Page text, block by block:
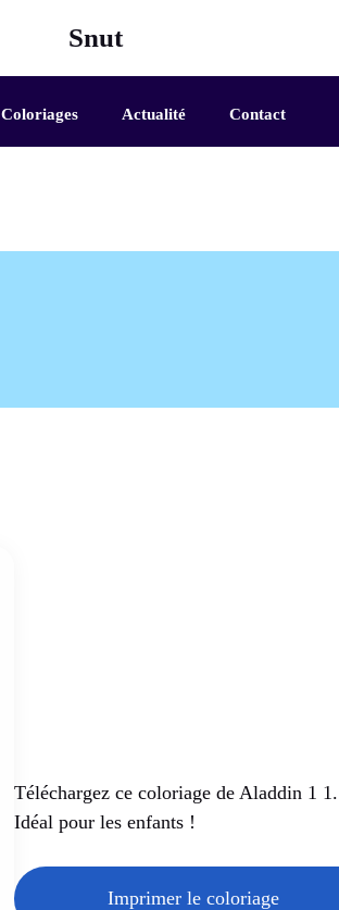
Snut
Coloriages Actualité Contact
Téléchargez ce coloriage de Aladdin 1 1.
Idéal pour les enfants !
Imprimer le coloriage